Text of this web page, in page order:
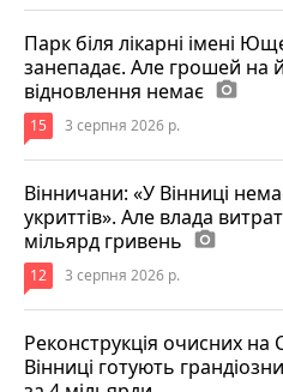
Парк біля лікарні імені
занепадає. Але грошей на
відновлення немає photo_camera
15 3 серпня 2026 р.
Вінничани: «У Вінниці
укриттів». Але влада
мільярд гривень photo_camera
12 3 серпня 2026 р.
Реконструкція очисних на
Вінниці готують